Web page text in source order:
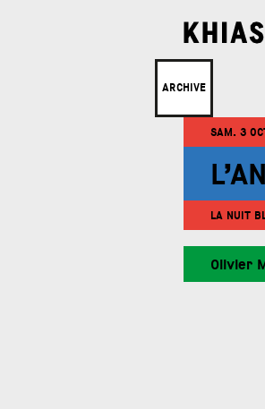
ARCHIVE
SAM. 3
LA NUIT
Olivier